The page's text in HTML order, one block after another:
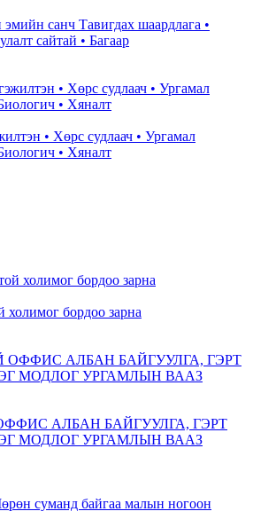
санч Тавигдах шаардлага •
сайтай • Багаар
• Хөрс судлаач • Ургамал
• Хяналт
холимог бордоо зарна
АЛБАН БАЙГУУЛГА, ГЭРТ
МОДЛОГ УРГАМЛЫН ВААЗ